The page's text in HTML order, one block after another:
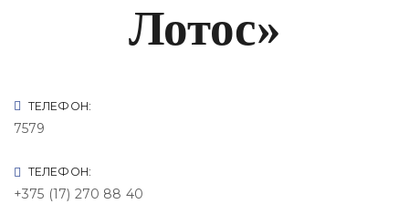
Лотос»
ТЕЛЕФОН:
7579
ТЕЛЕФОН:
+375 (17) 270 88 40